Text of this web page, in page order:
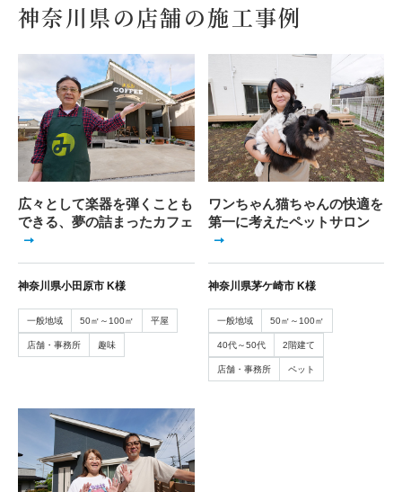
神奈川県の店舗の施工事例
広々として楽器を弾くことも
できる、夢の詰まったカフェ
神奈川県小田原市 K様
一般地域 50㎡～100㎡ 平屋
店舗・事務所 趣味
ワンちゃん猫ちゃんの快適を
第一に考えたペットサロン
神奈川県茅ケ崎市 K様
一般地域 50㎡～100㎡
40代～50代 2階建て
店舗・事務所 ペット